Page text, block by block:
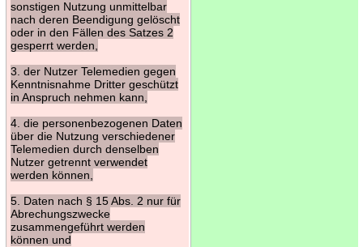
sonstigen Nutzung unmittelbar
nach deren Beendigung gelöscht
oder in den Fällen des Satzes 2
gesperrt werden,
3. der Nutzer Telemedien gegen
Kenntnisnahme Dritter geschützt
in Anspruch nehmen kann,
4. die personenbezogenen Daten
über die Nutzung verschiedener
Telemedien durch denselben
Nutzer getrennt verwendet
werden können,
5. Daten nach § 15 Abs. 2 nur für
Abrechungszwecke
zusammengeführt werden
können und